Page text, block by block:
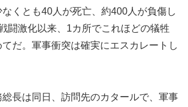
くとも40人が死亡、約400人が負傷し
闘激化以来、1カ所でこれほどの犠牲
だ。軍事衝突は確実にエスカレートし
長は同日、訪問先のカタールで、軍事